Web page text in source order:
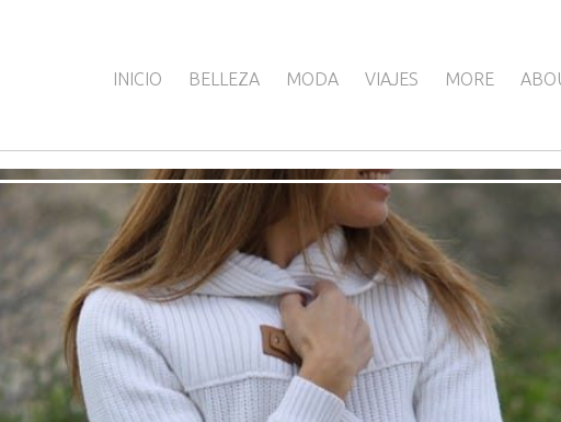
INICIO BELLEZA MODA VIAJES MORE